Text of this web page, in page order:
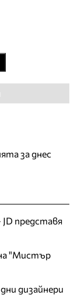
за днес
JD представя
"Мистър
дизайнери